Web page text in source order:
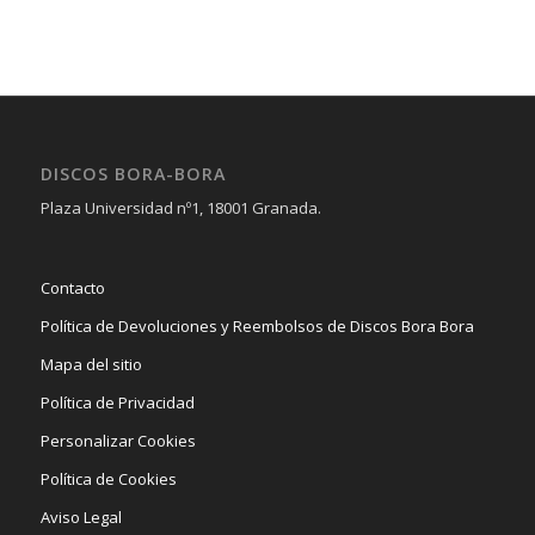
DISCOS BORA-BORA
Plaza Universidad nº1, 18001 Granada.
Contacto
Política de Devoluciones y Reembolsos de Discos Bora Bora
Mapa del sitio
Política de Privacidad
Personalizar Cookies
Política de Cookies
Aviso Legal